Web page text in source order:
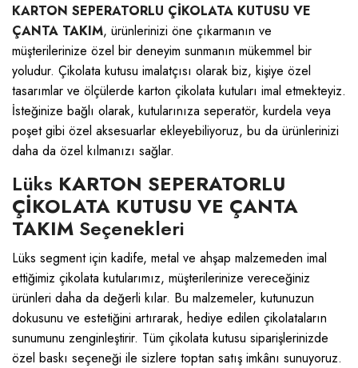
KARTON SEPERATORLU ÇİKOLATA KUTUSU VE
ÇANTA TAKIM, ürünlerinizi öne çıkarmanın ve
müşterilerinize özel bir deneyim sunmanın mükemmel bir
yoludur. Çikolata kutusu imalatçısı olarak biz, kişiye özel
tasarımlar ve ölçülerde karton çikolata kutuları imal etmekteyiz.
İsteğinize bağlı olarak, kutularınıza seperatör, kurdela veya
poşet gibi özel aksesuarlar ekleyebiliyoruz, bu da ürünlerinizi
daha da özel kılmanızı sağlar.
Lüks KARTON SEPERATORLU
ÇİKOLATA KUTUSU VE ÇANTA
TAKIM Seçenekleri
Lüks segment için kadife, metal ve ahşap malzemeden imal
ettiğimiz çikolata kutularımız, müşterilerinize vereceğiniz
ürünleri daha da değerli kılar. Bu malzemeler, kutunuzun
dokusunu ve estetiğini artırarak, hediye edilen çikolataların
sunumunu zenginleştirir. Tüm çikolata kutusu siparişlerinizde
özel baskı seçeneği ile sizlere toptan satış imkânı sunuyoruz.